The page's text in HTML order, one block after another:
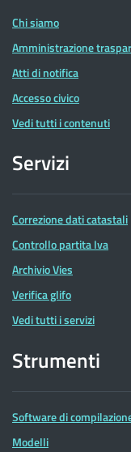
Chi siamo
Amministrazione
Atti di notifica
Accesso civico
Vedi tutti i contenuti
Servizi
Correzione dati catastali
Controllo partita Iva
Archivio Vies
Verifica glifo
Vedi tutti i servizi
Strumenti
Software di
Modelli